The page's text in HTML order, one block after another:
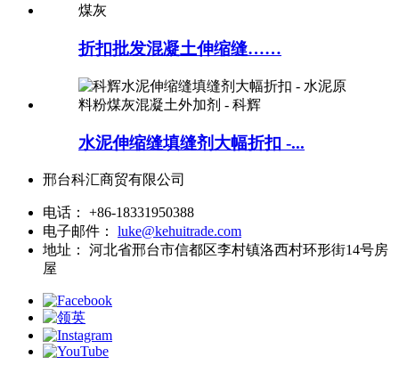
折扣批发混凝土伸缩缝……
水泥伸缩缝填缝剂大幅折扣 -...
邢台科汇商贸有限公司
电话：
+86-18331950388
电子邮件：
luke@kehuitrade.com
地址：
河北省邢台市信都区李村镇洛西村环形街14号房
屋